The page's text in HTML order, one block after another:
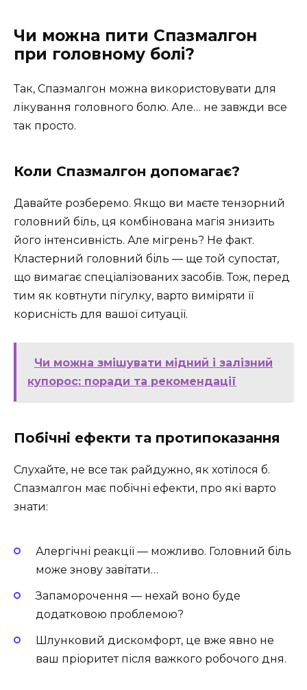
Чи можна пити Спазмалгон
при головному болі?
Так, Спазмалгон можна використовувати для
лікування головного болю. Але… не завжди все
так просто.
Коли Спазмалгон допомагає?
Давайте розберемо. Якщо ви маєте тензорний
головний біль, ця комбінована магія знизить
його інтенсивність. Але мігрень? Не факт.
Кластерний головний біль — ще той супостат,
що вимагає спеціалізованих засобів. Тож, перед
тим як ковтнути пігулку, варто виміряти її
корисність для вашої ситуації.
Чи можна змішувати мідний і залізний
купорос: поради та рекомендації
Побічні ефекти та протипоказання
Слухайте, не все так райдужно, як хотілося б.
Спазмалгон має побічні ефекти, про які варто
знати:
Алергічні реакції — можливо. Головний біль
може знову завітати…
Запаморочення — нехай воно буде
додатковою проблемою?
Шлунковий дискомфорт, це вже явно не
ваш пріоритет після важкого робочого дня.